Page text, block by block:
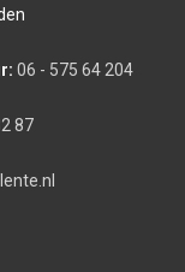
06 - 575 64 204
87